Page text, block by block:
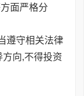
面严格分
守相关法律
向,不得投资